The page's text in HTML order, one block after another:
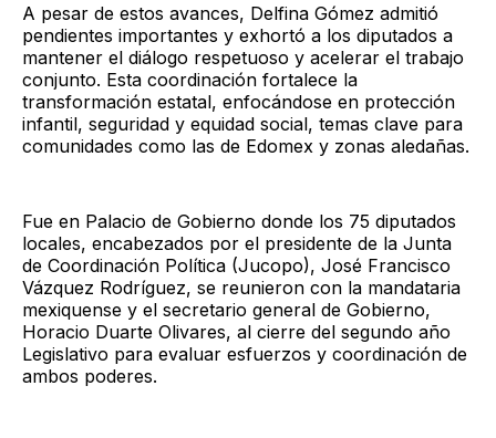
A pesar de estos avances, Delfina Gómez admitió
pendientes importantes y exhortó a los diputados a
mantener el diálogo respetuoso y acelerar el trabajo
conjunto. Esta coordinación fortalece la
transformación estatal, enfocándose en protección
infantil, seguridad y equidad social, temas clave para
comunidades como las de Edomex y zonas aledañas.
Fue en Palacio de Gobierno donde los 75 diputados
locales, encabezados por el presidente de la Junta
de Coordinación Política (Jucopo), José Francisco
Vázquez Rodríguez, se reunieron con la mandataria
mexiquense y el secretario general de Gobierno,
Horacio Duarte Olivares, al cierre del segundo año
Legislativo para evaluar esfuerzos y coordinación de
ambos poderes.